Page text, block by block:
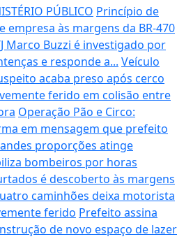
PÚBLICO Princípio de
às margens da BR-470
Marco Buzzi é investigado por
e responde a... Veículo
acaba preso após cerco
ferido em colisão entre
Operação Pão e Circo:
em mensagem que prefeito
proporções atinge
bombeiros por horas
é descoberto às margens
caminhões deixa motorista
ferido Prefeito assina
de novo espaço de lazer